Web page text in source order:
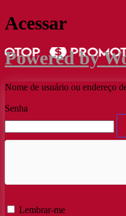
Acessar
Powered by
Nome de usuário ou endereço
Senha
Lembrar-me